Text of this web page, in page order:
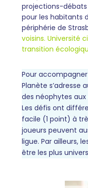
projections-
pour les habitants
périphérie de
voisins. Université
transition
Pour
Planète s’adresse
des néophytes
Les défis ont
facile (1 point) à
joueurs peuvent
ligue. Par ailleurs,
être les plus